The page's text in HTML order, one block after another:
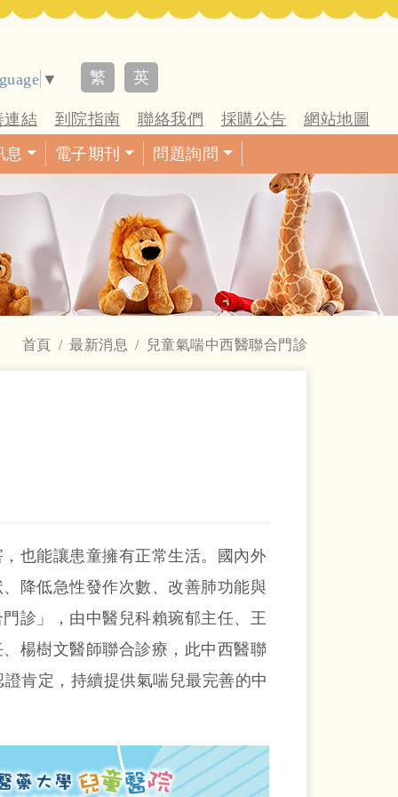
▼ 繁 英
連結 到院指南 聯絡我們 採購公告
網站地圖
息
電子期刊 問題詢問
首頁 最新消息 兒童氣喘中西醫聯合門診
也能讓患童擁有正常生活。國內外
降低急性發作次數、改善肺功能與
診」，由中醫兒科賴琬郁主任、王
楊樹文醫師聯合診療，此中西醫聯
肯定，持續提供氣喘兒最完善的中